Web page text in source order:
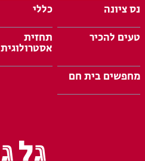
נס ציונה
כללי
טעים להכיר
תחזית
אסטרולוגית
מחפשים בית חם